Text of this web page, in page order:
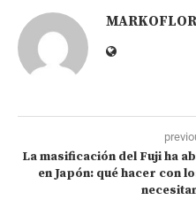
La masificación del Fuji ha
en Japón: qué hacer con